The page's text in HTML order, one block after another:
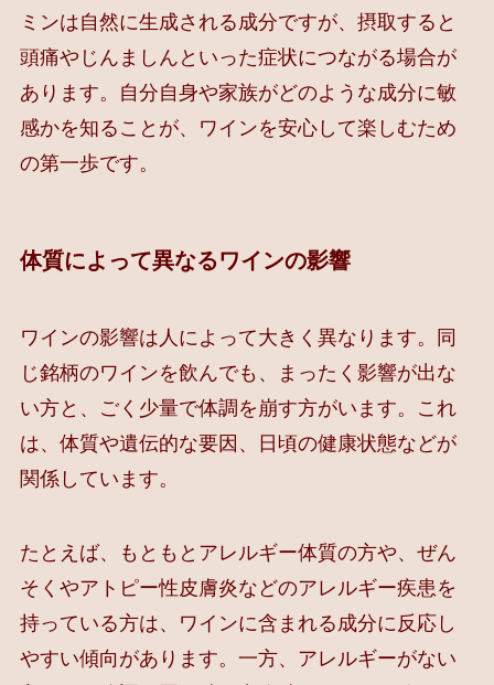
ミンは自然に生成される成分ですが、摂取すると
頭痛やじんましんといった症状につながる場合が
あります。自分自身や家族がどのような成分に敏
感かを知ることが、ワインを安心して楽しむため
の第一歩です。
体質によって異なるワインの影響
ワインの影響は人によって大きく異なります。同
じ銘柄のワインを飲んでも、まったく影響が出な
い方と、ごく少量で体調を崩す方がいます。これ
は、体質や遺伝的な要因、日頃の健康状態などが
関係しています。
たとえば、もともとアレルギー体質の方や、ぜん
そくやアトピー性皮膚炎などのアレルギー疾患を
持っている方は、ワインに含まれる成分に反応し
やすい傾向があります。一方、アレルギーがない